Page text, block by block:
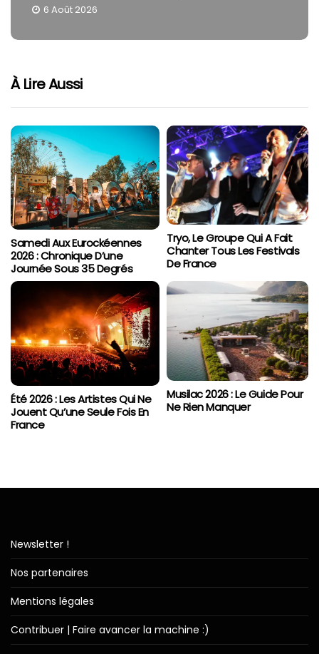
6 Août 2026
À Lire Aussi
Samedi Aux Eurockéennes
2026 : Chronique D’une
Journée Sous 35 Degrés
Tryo, Le Groupe Qui A Fait
Chanter Tous Les Festivals
De France
Été 2026 : Les Artistes Qui Ne
Jouent Qu’une Seule Fois En
France
Musilac 2026 : Le Guide Pour
Ne Rien Manquer
Newsletter !
Nos partenaires
Mentions légales
Contribuer | Faire avancer la machine :)